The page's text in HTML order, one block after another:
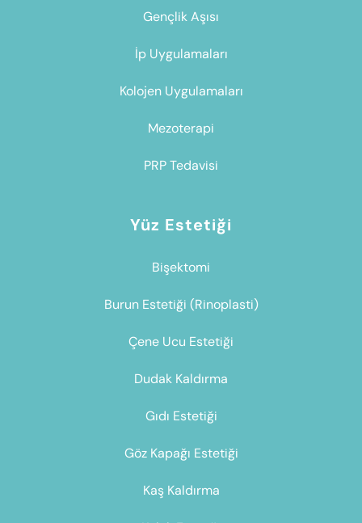
Gençlik Aşısı
İp Uygulamaları
Kolojen Uygulamaları
Mezoterapi
PRP Tedavisi
Yüz Estetiği
Bişektomi
Burun Estetiği (Rinoplasti)
Çene Ucu Estetiği
Dudak Kaldırma
Gıdı Estetiği
Göz Kapağı Estetiği
Kaş Kaldırma